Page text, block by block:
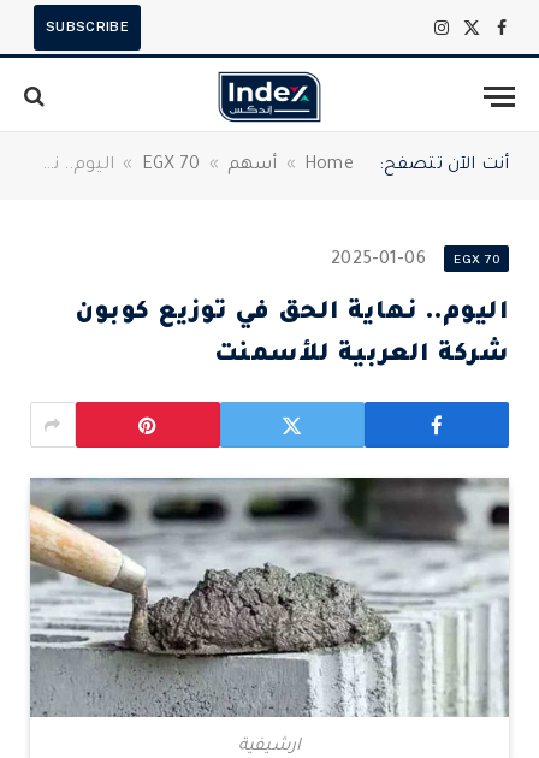
فيسبوك
X
الانستغرام
SUBSCRIBE
أنت الآن تتصفح: Home
» أسهم »
EGX 70
» اليوم.. نهاية الحق في توزيع كوبون شركة العربية للأسمنت
EGX 70
2025-01-06
اليوم.. نهاية الحق في توزيع كوبون
شركة العربية للأسمنت
ارشيفية